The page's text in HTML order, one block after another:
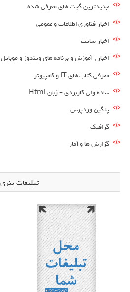
جدیدترین گجت های معرفی شده
اخبار فناوری اطلاعات و عمومی
اخبار سایت
اخبار , آموزش و برنامه های ویندوز و موبایل
معرفی کتاب های IT و کامپیوتر
ساده ولی کاربردی – زبان Html
پلاگین وردپرس
گرافیک
گزارش ها و آمار
تبلیغات بنری